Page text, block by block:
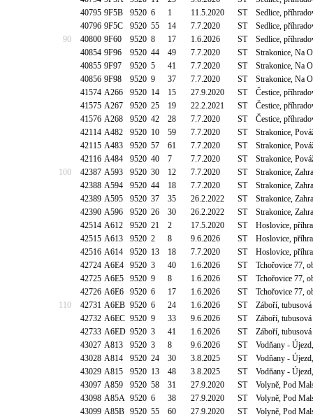
40795 9F5B 9520 6 1 11.5.2020 ST
Sedlice,
40796 9F5C 9520 55 14 7.7.2020 ST
Sedlice,
90
40800 9F60 9520 8 17 1.6.2026 ST
Sedlice,
40854 9F96 9520 44 49 7.7.2020 ST
Strakonice, Na
40855 9F97 9520 5 41 7.7.2020 ST
Strakonice, Na
40856 9F98 9520 9 37 7.7.2020 ST
Strakonice, Na
41574 A266 9520 14 15 27.9.2020 ST
Čestice,
41575 A267 9520 25 19 22.2.2021 ST
Čestice,
41576 A268 9520 42 28 7.7.2020 ST
Čestice,
42114 A482 9520 10 59 7.7.2020 ST
Strakonice,
42115 A483 9520 57 61 7.7.2020 ST
Strakonice,
42116 A484 9520 40 7 7.7.2020 ST
Strakonice,
100
42387 A593 9520 30 12 7.7.2020 ST
Strakonice,
42388 A594 9520 44 18 7.7.2020 ST
Strakonice,
42389 A595 9520 37 35 26.2.2022 ST
Strakonice,
42390 A596 9520 26 30 26.2.2022 ST
Strakonice,
42514 A612 9520 21 2 17.5.2020 ST
Hoslovice,
42515 A613 9520 2 8 9.6.2026 ST
Hoslovice,
42516 A614 9520 13 18 7.7.2020 ST
Hoslovice,
42724 A6E4 9520 3 40 1.6.2026 ST
Tchořovice 77,
42725 A6E5 9520 9 8 1.6.2026 ST
Tchořovice 77,
42726 A6E6 9520 6 17 1.6.2026 ST
Tchořovice 77,
110
42731 A6EB 9520 6 24 1.6.2026 ST
Záboří,
42732 A6EC 9520 9 33 9.6.2026 ST
Záboří,
42733 A6ED 9520 3 41 1.6.2026 ST
Záboří,
43027 A813 9520 3 8 9.6.2026 ST
Vodňany -
43028 A814 9520 24 30 3.8.2025 ST
Vodňany -
43029 A815 9520 13 48 3.8.2025 ST
Vodňany -
43097 A859 9520 58 31 27.9.2020 ST
Volyně, Pod
43098 A85A 9520 6 38 27.9.2020 ST
Volyně, Pod
43099 A85B 9520 55 60 27.9.2020 ST
Volyně, Pod